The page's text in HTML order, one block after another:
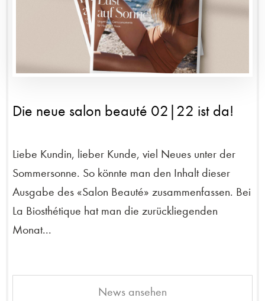
Die neue salon beauté 02|22 ist da!
Liebe Kundin, lieber Kunde, viel Neues unter der
Sommersonne. So könnte man den Inhalt dieser
Ausgabe des «Salon Beauté» zusammenfassen. Bei
La Biosthétique hat man die zurückliegenden
Monat...
News ansehen